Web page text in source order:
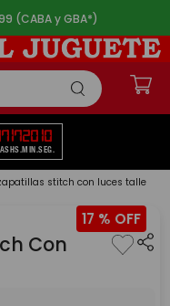
(CABA y GBA*)
17
HS.
20
MIN.
10
SEG.
stitch con luces talle
17 %
Con